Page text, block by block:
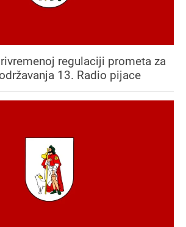
regulaciji prometa za
13. Radio pijace